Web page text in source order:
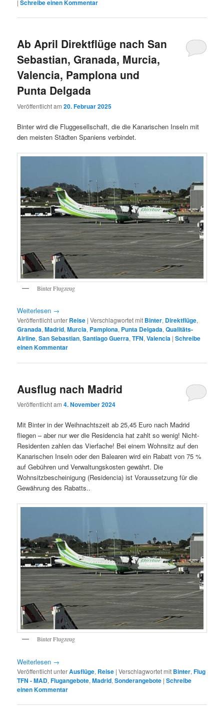
|Schreibe einen Kommentar
Ab April Direktflüge nach San
Sebastian, Granada, Murcia,
Valencia, Pamplona und
Punta Delgada
Veröffentlicht am20. Februar 2025
Binter wird die Fluggesellschaft, die die Kanarischen Inseln mit
den meisten Städten Spaniens verbindet.
Binter Flugzeug
Weiterlesen →
Veröffentlicht unter Reise |Verschlagwortet mit Binter, Direktflüge,
Granada,Madrid,Murcia, Pamplona, Punta Delgada,Qualitäts-
Airline,San Sebastian,Santiago Guerra,TFN,Valencia |Schreibe
einen Kommentar
Ausflug nach Madrid
Veröffentlicht am4. November 2024
Mit Binter in der Weihnachtszeit ab 25,45 Euro nach Madrid
fliegen – aber nur wer die Residencia hat zahlt so wenig! Nicht-
Residenten zahlen das Vierfache! Bei einem Wohnsitz auf den
Kanarischen Inseln oder den Balearen wird ein Rabatt von 75 %
auf Gebühren und Verwaltungskosten gewährt. Die
Wohnsitzbescheinigung (Residencia) ist Voraussetzung für die
Gewährung des Rabatts..
Binter Flugzeug
Weiterlesen →
Veröffentlicht unterAusflüge, Reise |Verschlagwortet mit Binter,Flug
TFN - MAD,Flugangebote,Madrid,Sonderangebote |Schreibe
einen Kommentar